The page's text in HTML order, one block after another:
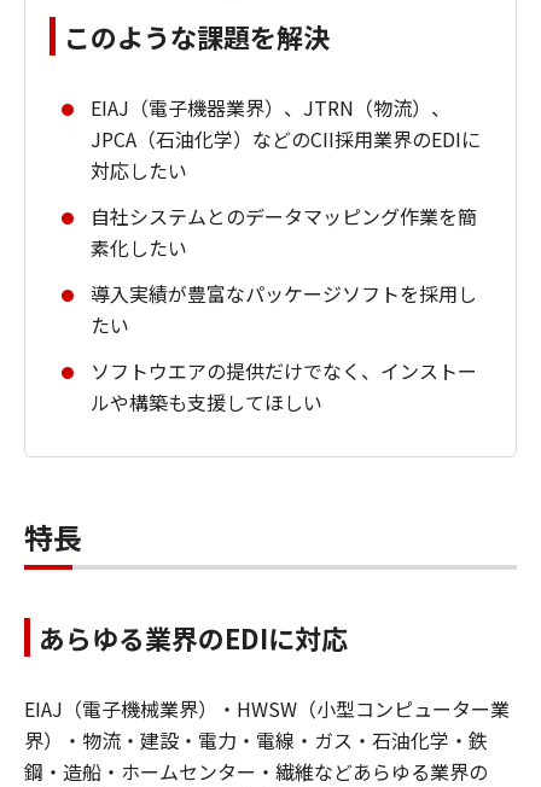
このような課題を解決
EIAJ（電子機器業界）、JTRN（物流）、
JPCA（石油化学）などのCII採用業界のEDIに
対応したい
自社システムとのデータマッピング作業を簡
素化したい
導入実績が豊富なパッケージソフトを採用し
たい
ソフトウエアの提供だけでなく、インストー
ルや構築も支援してほしい
特長
あらゆる業界のEDIに対応
EIAJ（電子機械業界）・HWSW（小型コンピューター業
界）・物流・建設・電力・電線・ガス・石油化学・鉄
鋼・造船・ホームセンター・繊維などあらゆる業界の